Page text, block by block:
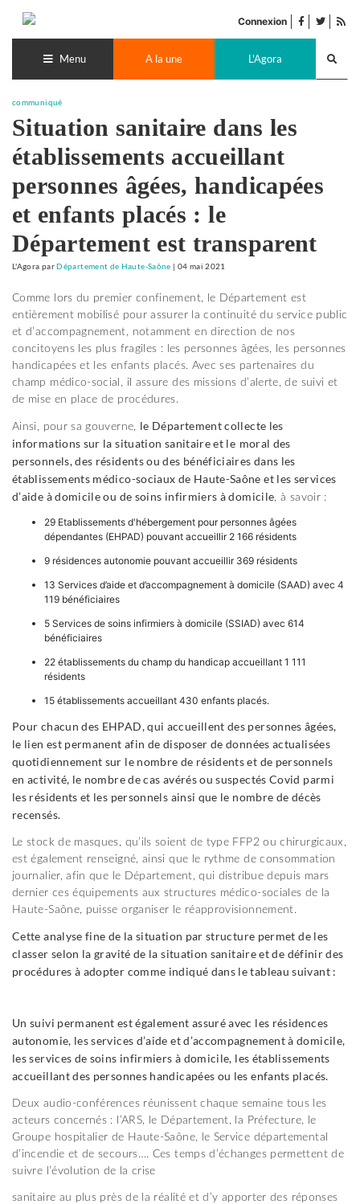
contenu
Connexion facebook
twitter
Menu A la une L'Agora
communiqué
Situation sanitaire dans les
établissements accueillant
personnes âgées, handicapées
et enfants placés : le
Département est transparent
L'Agora parDépartement de Haute-Saône | 04 mai 2021
Comme lors du premier confinement, le Département est
entièrement mobilisé pour assurer la continuité du service public
et d’accompagnement, notamment en direction de nos
concitoyens les plus fragiles : les personnes âgées, les personnes
handicapées et les enfants placés. Avec ses partenaires du
champ médico-social, il assure des missions d’alerte, de suivi et
de mise en place de procédures.
Ainsi, pour sa gouverne, le Département collecte les
informations sur la situation sanitaire et le moral des
personnels, des résidents ou des bénéficiaires dans les
établissements médico-sociaux de Haute-Saône et les services
d’aide à domicile ou de soins infirmiers à domicile, à savoir :
29 Etablissements d'hébergement pour personnes âgées
dépendantes (EHPAD) pouvant accueillir 2 166 résidents
9 résidences autonomie pouvant accueillir 369 résidents
13 Services d’aide et d’accompagnement à domicile (SAAD) avec 4
119 bénéficiaires
5 Services de soins infirmiers à domicile (SSIAD) avec 614
bénéficiaires
22 établissements du champ du handicap accueillant 1 111
résidents
15 établissements accueillant 430 enfants placés.
Pour chacun des EHPAD, qui accueillent des personnes âgées,
le lien est permanent afin de disposer de données actualisées
quotidiennement sur le nombre de résidents et de personnels
en activité, le nombre de cas avérés ou suspectés Covid parmi
les résidents et les personnels ainsi que le nombre de décès
recensés.
Le stock de masques, qu’ils soient de type FFP2 ou chirurgicaux,
est également renseigné, ainsi que le rythme de consommation
journalier, afin que le Département, qui distribue depuis mars
dernier ces équipements aux structures médico-sociales de la
Haute-Saône, puisse organiser le réapprovisionnement.
Cette analyse fine de la situation par structure permet de les
classer selon la gravité de la situation sanitaire et de définir des
procédures à adopter comme indiqué dans le tableau suivant :
Un suivi permanent est également assuré avec les résidences
autonomie, les services d’aide et d’accompagnement à domicile,
les services de soins infirmiers à domicile, les établissements
accueillant des personnes handicapées ou les enfants placés.
Deux audio-conférences réunissent chaque semaine tous les
acteurs concernés : l’ARS, le Département, la Préfecture, le
Groupe hospitalier de Haute-Saône, le Service départemental
d’incendie et de secours…. Ces temps d’échanges permettent de
suivre l’évolution de la crise
sanitaire au plus près de la réalité et d’y apporter des réponses